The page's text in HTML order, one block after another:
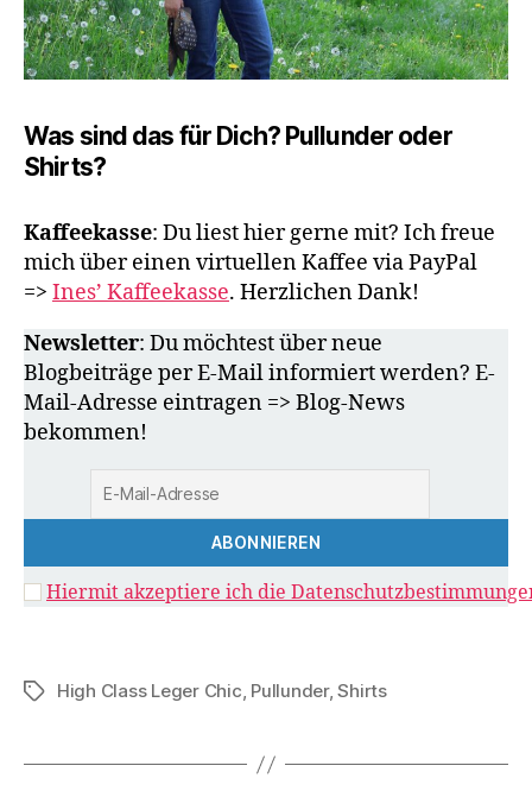
Was sind das für Dich? Pullunder oder
Shirts?
Kaffeekasse: Du liest hier gerne mit? Ich freue
mich über einen virtuellen Kaffee via PayPal
=> Ines’ Kaffeekasse. Herzlichen Dank!
Newsletter: Du möchtest über neue
Blogbeiträge per E-Mail informiert werden? E-
Mail-Adresse eintragen => Blog-News
bekommen!
Hiermit akzeptiere ich die
Schlagwörter
High Class Leger Chic, Pullunder,Shirts